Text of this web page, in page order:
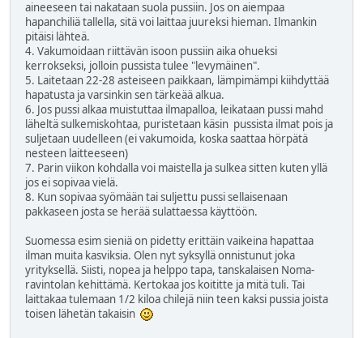
aineeseen tai nakataan suola pussiin. Jos on aiempaa
hapanchiliä tallella, sitä voi laittaa juureksi hieman. Ilmankin
pitäisi lähteä.
4. Vakumoidaan riittävän isoon pussiin aika ohueksi
kerrokseksi, jolloin pussista tulee "levymäinen".
5. Laitetaan 22-28 asteiseen paikkaan, lämpimämpi kiihdyttää
hapatusta ja varsinkin sen tärkeää alkua.
6. Jos pussi alkaa muistuttaa ilmapalloa, leikataan pussi mahd
läheltä sulkemiskohtaa, puristetaan käsin pussista ilmat pois ja
suljetaan uudelleen (ei vakumoida, koska saattaa hörpätä
nesteen laitteeseen)
7. Parin viikon kohdalla voi maistella ja sulkea sitten kuten yllä
jos ei sopivaa vielä.
8. Kun sopivaa syömään tai suljettu pussi sellaisenaan
pakkaseen josta se herää sulattaessa käyttöön.
Suomessa esim sieniä on pidetty erittäin vaikeina hapattaa
ilman muita kasviksia. Olen nyt syksyllä onnistunut joka
yrityksellä. Siisti, nopea ja helppo tapa, tanskalaisen Noma-
ravintolan kehittämä. Kertokaa jos koititte ja mitä tuli. Tai
laittakaa tulemaan 1/2 kiloa chilejä niin teen kaksi pussia joista
toisen lähetän takaisin